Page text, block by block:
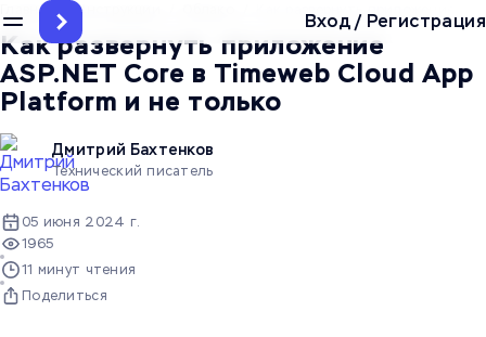
Вход/ Регистрация
Главная Инструкции
Как развернуть приложение
ASP.NET Core в Timeweb Cloud App
Platform и не только
Дмитрий Бахтенков
Технический писатель
05 июня 2024 г.
1965
11 минут чтения
Поделиться